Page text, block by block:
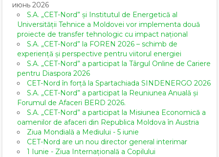
июнь 2026
S.A. „CET-Nord” și Institutul de Energetică al
Universității Tehnice a Moldovei vor implementa două
proiecte de transfer tehnologic cu impact național
S.A. „CET-Nord” la FOREN 2026 – schimb de
experiență și perspective pentru viitorul energiei
S.A. „CET-Nord” a participat la Târgul Online de Cariere
pentru Diaspora 2026
CET-Nord în forță la Spartachiada SINDENERGO 2026
S.A. „CET-Nord” a participat la Reuniunea Anuală și
Forumul de Afaceri BERD 2026.
S.A. „CET-Nord” a participat la Misiunea Economică a
oamenilor de afaceri din Republica Moldova în Austria
Ziua Mondială a Mediului - 5 iunie
CET-Nord are un nou director general interimar
1 Iunie - Ziua Internațională a Copilului